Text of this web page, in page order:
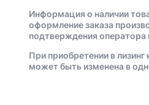
Информация о наличии
оформление заказа
подтверждения оператора
При приобретении в
может быть изменена в